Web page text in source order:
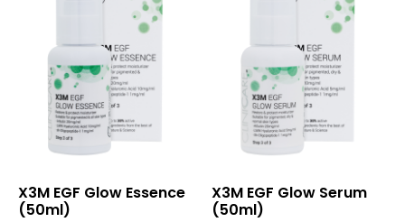
X3M EGF Glow Essence
(50ml)
X3M EGF Glow Serum
(50ml)